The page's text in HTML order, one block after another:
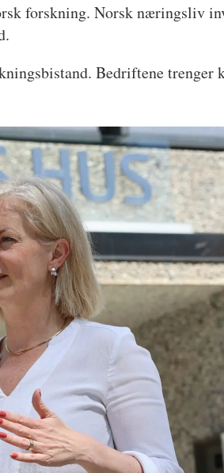
forskning. Norsk næringsliv
Bedriftene trenger